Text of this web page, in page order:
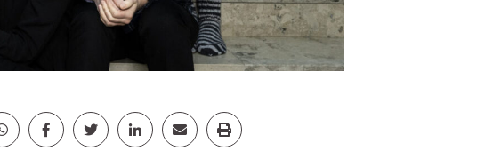
Jaa Whatsapp
Jaa Facebook
Jaa TwitterJaa LinkedinJaa EmailJaa Print